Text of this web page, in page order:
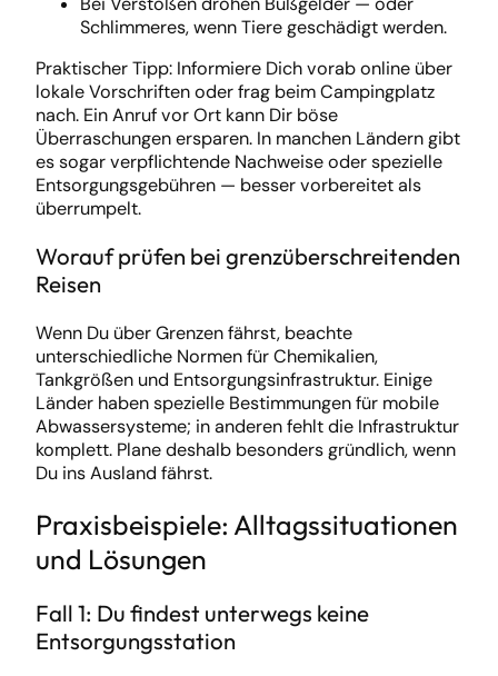
Schlimmeres, wenn Tiere geschädigt werden.
Praktischer Tipp: Informiere Dich vorab online über
lokale Vorschriften oder frag beim Campingplatz
nach. Ein Anruf vor Ort kann Dir böse
Überraschungen ersparen. In manchen Ländern gibt
es sogar verpflichtende Nachweise oder spezielle
Entsorgungsgebühren — besser vorbereitet als
überrumpelt.
Worauf prüfen bei grenzüberschreitenden
Reisen
Wenn Du über Grenzen fährst, beachte
unterschiedliche Normen für Chemikalien,
Tankgrößen und Entsorgungsinfrastruktur. Einige
Länder haben spezielle Bestimmungen für mobile
Abwassersysteme; in anderen fehlt die Infrastruktur
komplett. Plane deshalb besonders gründlich, wenn
Du ins Ausland fährst.
Praxisbeispiele: Alltagssituationen
und Lösungen
Fall 1: Du findest unterwegs keine
Entsorgungsstation